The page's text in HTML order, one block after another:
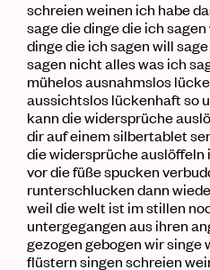
schreien weinen ich habe
sage diedingedie ich
dingedie ich sagen will
sagen nicht alles was ich
mühelos ausnahmslos
aussichtslos lückenhaft so
kann diewidersprüche
dir auf einem silbertablet
diewidersprücheauslöffeln
vor diefüßespucken
runterschlucken dann
weil diewelt ist im stillen
untergegangen aus ihren
gezogen gebogen wir singe
flüstern singen schreien